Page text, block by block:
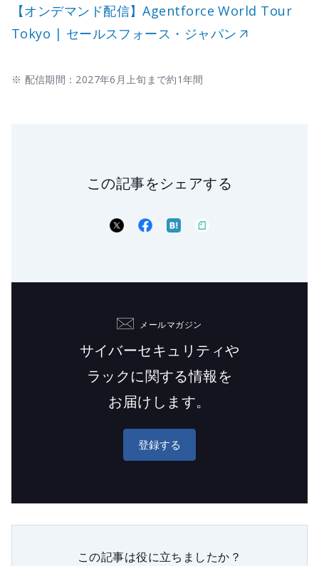
【オンデマンド配信】Agentforce World Tour
Tokyo | セールスフォース・ジャパン
※ 配信期間：2027年6月上旬まで約1年間
この記事をシェアする
メールマガジン
サイバーセキュリティや
ラックに関する情報を
お届けします。
登録する
この記事は役に立ちましたか？